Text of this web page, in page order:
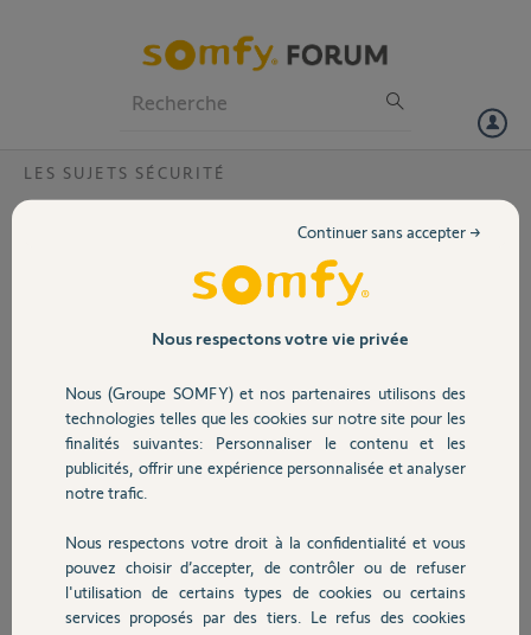
Volet
Sécurité
Domotique
Chauffage
Autres produits
LES SUJETS SÉCURITÉ
depuis pas mal de temps, mon appli IOS alarme SOMFY qui me
permet d'activer mon alarme a distance ne fonctionne plus, en effet,
bien que je sois certain de mes codes,(moi, mon fils et ma compagne)
celle ci ne peut jamais se connecter a la centrale. pourtant, les ports
.avez vous une idee svp?
Merci,
Laurent B.
Participer au fil de discussion
Nous respectons votre vie privée
Nous (Groupe SOMFY) et nos partenaires utilisons des
technologies telles que les cookies sur notre site pour les
finalités suivantes: Personnaliser le contenu et les
publicités, offrir une expérience personnalisée et analyser
notre trafic.
Nous respectons votre droit à la confidentialité et vous
pouvez choisir d’accepter, de contrôler ou de refuser
l'utilisation de certains types de cookies ou certains
services proposés par des tiers. Le refus des cookies
Continuer sans accepter →